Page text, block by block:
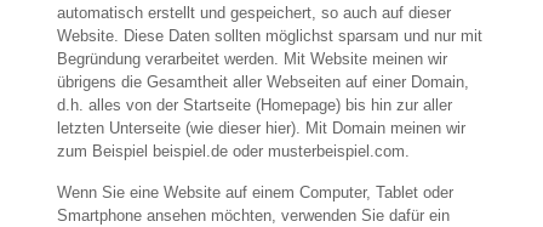
automatisch erstellt und gespeichert, so auch auf dieser
Website. Diese Daten sollten möglichst sparsam und nur mit
Begründung verarbeitet werden. Mit Website meinen wir
übrigens die Gesamtheit aller Webseiten auf einer Domain,
d.h. alles von der Startseite (Homepage) bis hin zur aller
letzten Unterseite (wie dieser hier). Mit Domain meinen wir
zum Beispiel beispiel.de oder musterbeispiel.com.
Wenn Sie eine Website auf einem Computer, Tablet oder
Smartphone ansehen möchten, verwenden Sie dafür ein